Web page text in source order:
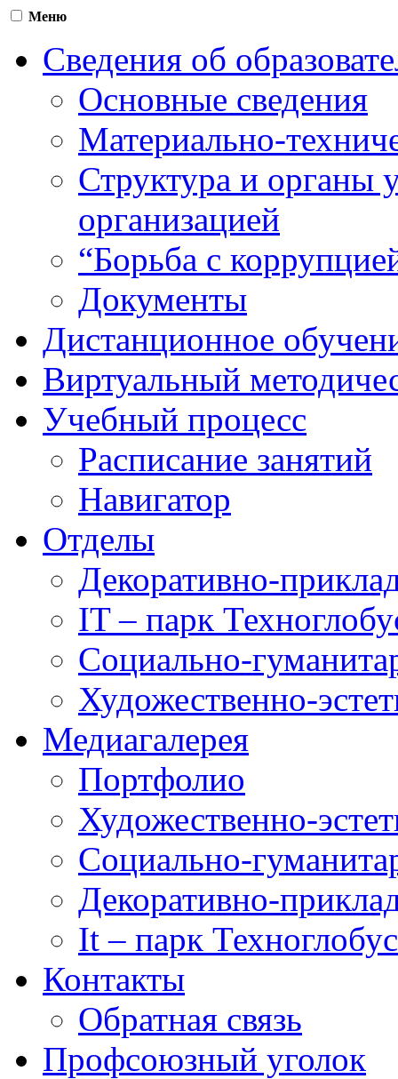
Меню
Сведения об
Основные сведения
Материально-
Структура и органы
организацией
“Борьба с
Документы
Дистанционное
Виртуальный
Учебный процесс
Расписание занятий
Навигатор
Отделы
Декоративно-
IT – парк
Социально-
Художественно-
Медиагалерея
Портфолио
Художественно-
Социально-
Декоративно-
It – парк Техноглобус
Контакты
Обратная связь
Профсоюзный уголок